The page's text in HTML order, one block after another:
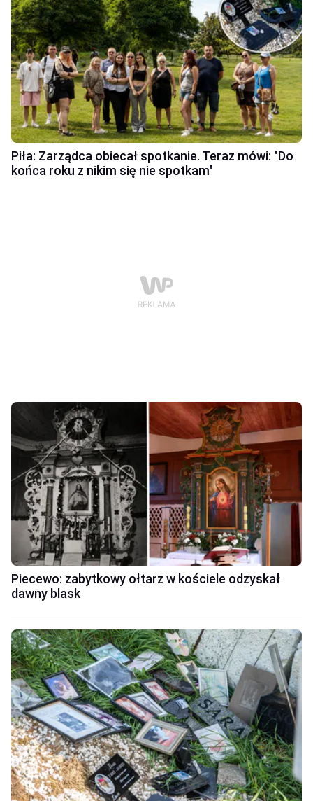
Piła: Zarządca obiecał spotkanie. Teraz mówi: "Do
końca roku z nikim się nie spotkam"
Piecewo: zabytkowy ołtarz w kościele odzyskał
dawny blask